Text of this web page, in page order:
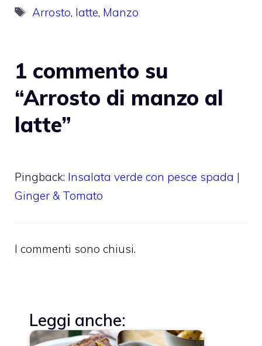
Tag
Arrosto, latte, Manzo
1 commento su
“Arrosto di manzo al
latte”
Pingback: Insalata verde con pesce spada |
Ginger & Tomato
I commenti sono chiusi.
Leggi anche: